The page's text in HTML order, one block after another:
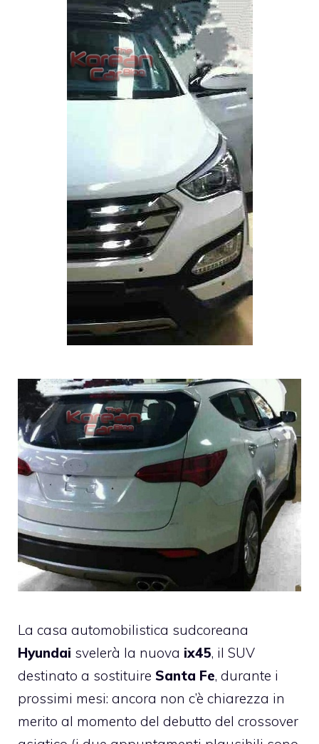
La casa automobilistica sudcoreana
Hyundai svelerà la nuova ix45, il SUV
destinato a sostituire Santa Fe, durante i
prossimi mesi: ancora non c’è chiarezza in
merito al momento del debutto del crossover